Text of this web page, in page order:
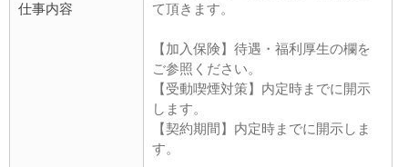
仕事内容
て頂きます。
【加入保険】待遇・福利厚生の欄を
ご参照ください。
【受動喫煙対策】内定時までに開示
します。
【契約期間】内定時までに開示しま
す。